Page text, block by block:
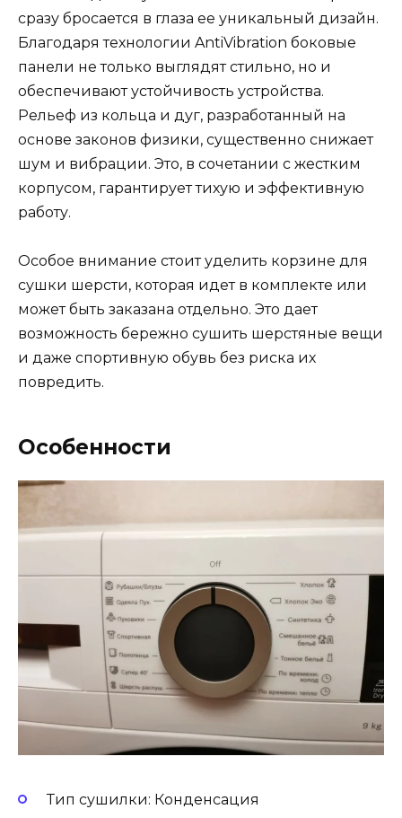
сразу бросается в глаза ее уникальный дизайн.
Благодаря технологии AntiVibration боковые
панели не только выглядят стильно, но и
обеспечивают устойчивость устройства.
Рельеф из кольца и дуг, разработанный на
основе законов физики, существенно снижает
шум и вибрации. Это, в сочетании с жестким
корпусом, гарантирует тихую и эффективную
работу.
Особое внимание стоит уделить корзине для
сушки шерсти, которая идет в комплекте или
может быть заказана отдельно. Это дает
возможность бережно сушить шерстяные вещи
и даже спортивную обувь без риска их
повредить.
Особенности
Тип сушилки: Конденсация